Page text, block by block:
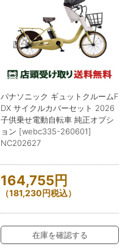
パナソニック ギュットクルームF
DX サイクルカバーセット 2026
子供乗せ電動自転車 純正オプシ
ョン [webc335-260601]
NC202627
164,755円
（181,230円税込）
在庫を確認する